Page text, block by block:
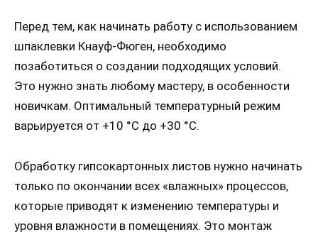
Перед тем, как начинать работу с использованием
шпаклевки Кнауф-Фюген, необходимо
позаботиться о создании подходящих условий.
Это нужно знать любому мастеру, в особенности
новичкам. Оптимальный температурный режим
варьируется от +10 °C до +30 °C.
Обработку гипсокартонных листов нужно начинать
только по окончании всех «влажных» процессов,
которые приводят к изменению температуры и
уровня влажности в помещениях. Это монтаж